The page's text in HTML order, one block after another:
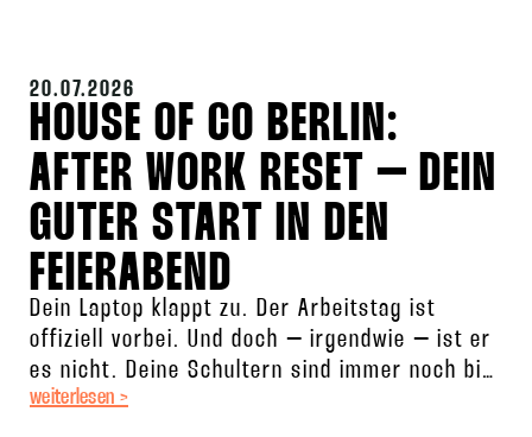
20.07.2026
HOUSE OF CO BERLIN:
AFTER WORK RESET – DEIN
GUTER START IN DEN
FEIERABEND
Dein Laptop klappt zu. Der Arbeitstag ist
offiziell vorbei. Und doch – irgendwie – ist er
es nicht. Deine Schultern sind immer noch bis
zu
weiterlesen >